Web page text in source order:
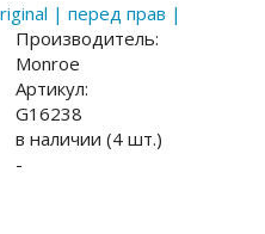
| перед прав |
Производитель:
Monroe
Артикул:
G16238
в наличии (4 шт.)
-